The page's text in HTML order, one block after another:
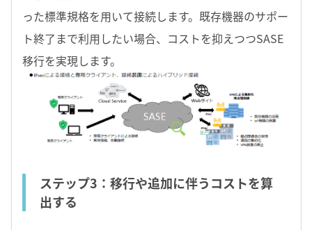
った標準規格を用いて接続します。既存機器のサポー
ト終了まで利用したい場合、コストを抑えつつSASE
移行を実現します。
ステップ3：移行や追加に伴うコストを算
出する